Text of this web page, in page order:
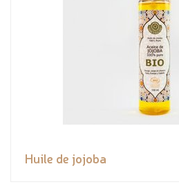
Huile de jojoba